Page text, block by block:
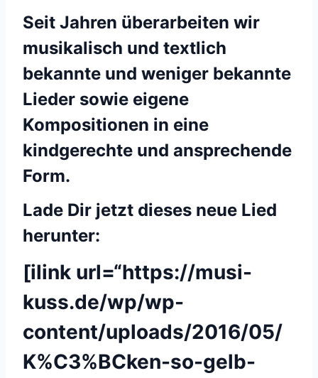
Seit Jahren überarbeiten wir
musikalisch und textlich
bekannte und weniger bekannte
Lieder sowie eigene
Kompositionen in eine
kindgerechte und ansprechende
Form.
Lade Dir jetzt dieses neue Lied
herunter:
[ilink url=“https://musi-
kuss.de/wp/wp-
content/uploads/2016/05/
K%C3%BCken-so-gelb-